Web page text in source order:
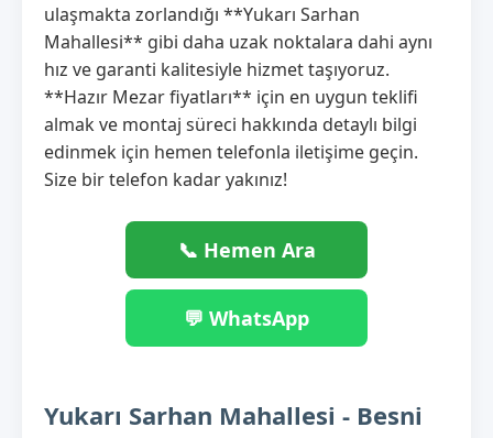
ulaşmakta zorlandığı **Yukarı Sarhan
Mahallesi** gibi daha uzak noktalara dahi aynı
hız ve garanti kalitesiyle hizmet taşıyoruz.
**Hazır Mezar fiyatları** için en uygun teklifi
almak ve montaj süreci hakkında detaylı bilgi
edinmek için hemen telefonla iletişime geçin.
Size bir telefon kadar yakınız!
📞 Hemen Ara
💬 WhatsApp
Yukarı Sarhan Mahallesi - Besni